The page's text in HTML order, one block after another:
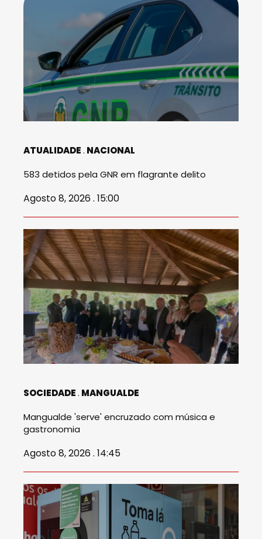
ATUALIDADE NACIONAL
583 detidos pela GNR em flagrante delito
Agosto 8, 2026 . 15:00
SOCIEDADE MANGUALDE
Mangualde 'serve' encruzado com música e
gastronomia
Agosto 8, 2026 . 14:45